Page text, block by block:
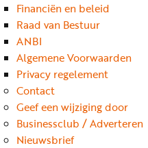
Financiën en beleid
Raad van Bestuur
ANBI
Algemene Voorwaarden
Privacy regelement
Contact
Geef een wijziging door
Businessclub / Adverteren
Nieuwsbrief